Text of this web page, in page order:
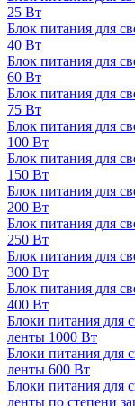
25 Вт
Блок питания для
40 Вт
Блок питания для
60 Вт
Блок питания для
75 Вт
Блок питания для
100 Вт
Блок питания для
150 Вт
Блок питания для
200 Вт
Блок питания для
250 Вт
Блок питания для
300 Вт
Блок питания для
400 Вт
Блоки питания для
ленты 1000 Вт
Блоки питания для
ленты 600 Вт
Блоки питания для
ленты по степени